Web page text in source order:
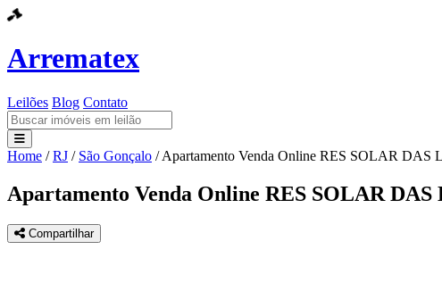
Arrematex
Leilões Blog Contato
Leilões
Blog
Contato
Home / RJ / São Gonçalo / Apartamento Venda Online RES SOLAR DAS
Apartamento Venda Online RES SOLAR
Compartilhar